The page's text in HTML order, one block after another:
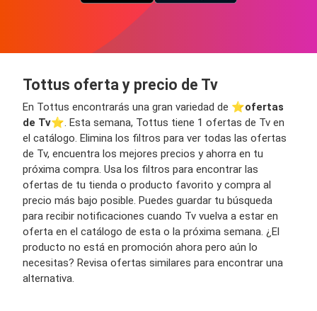
Tottus oferta y precio de Tv
En Tottus encontrarás una gran variedad de ⭐️ofertas
de Tv⭐️. Esta semana, Tottus tiene 1 ofertas de Tv en
el catálogo. Elimina los filtros para ver todas las ofertas
de Tv, encuentra los mejores precios y ahorra en tu
próxima compra. Usa los filtros para encontrar las
ofertas de tu tienda o producto favorito y compra al
precio más bajo posible. Puedes guardar tu búsqueda
para recibir notificaciones cuando Tv vuelva a estar en
oferta en el catálogo de esta o la próxima semana. ¿El
producto no está en promoción ahora pero aún lo
necesitas? Revisa ofertas similares para encontrar una
alternativa.